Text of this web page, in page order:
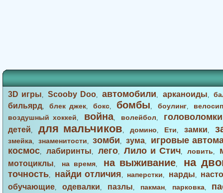
3D игры,Scooby Doo,автомобили, арканоиды,
бильярд,блек джек,бокс, бомбы, боулинг,
воздушный хоккей, война, волейбол, головоломки
детей, для мальчиков, домино, Ети, замки,
змейка, знаменитости,зомби, зума,
игровые
космос, лабиринты, лего,Лило и Стич,ловить,
мотоциклы, на время, на выживание, на
точность, найди отличия, наперстки, нарды,
обучающие, одевалки, пазлы, пакман, парковка,